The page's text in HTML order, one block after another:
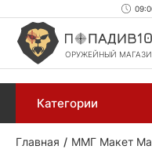
ОРУЖЕЙНЫЙ
Категории
Главная ММГ Макет